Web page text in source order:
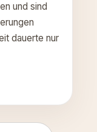
und sind
dauerte nur